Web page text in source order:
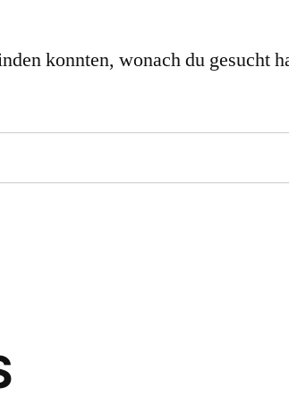
konnten, wonach du gesucht